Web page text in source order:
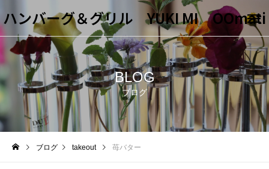
ハンバーグ＆グリル YUKI MI OOmati
BLOG
ブログ
ブログ takeout 苺バター